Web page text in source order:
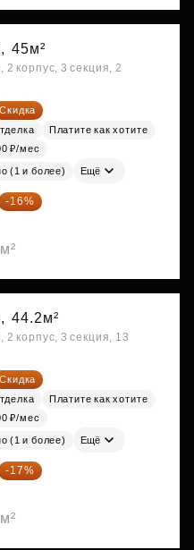
45м²
корпус, 3 секция, 2
Скидка
Платите как хотите
₽/мес
(1 и более) Ещё
-16%
44.2м²
корпус, 3 секция, 13
Скидка
Платите как хотите
₽/мес
(1 и более) Ещё
-17%